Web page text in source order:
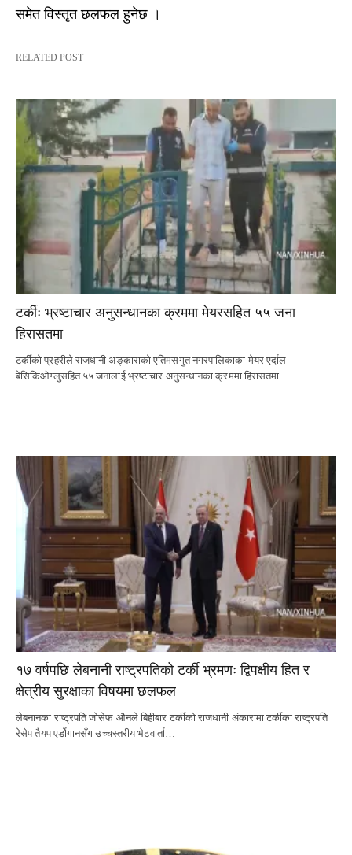
समेत विस्तृत छलफल हुनेछ ।
RELATED POST
टर्कीः भ्रष्टाचार अनुसन्धानका क्रममा मेयरसहित ५५ जना
हिरासतमा
टर्कीको प्रहरीले राजधानी अङ्काराको एतिमसगुत नगरपालिकाका मेयर एर्दाल
बेसिकिओग्लुसहित ५५ जनालाई भ्रष्टाचार अनुसन्धानका क्रममा हिरासतमा…
१७ वर्षपछि लेबनानी राष्ट्रपतिको टर्की भ्रमणः द्विपक्षीय हित र
क्षेत्रीय सुरक्षाका विषयमा छलफल
लेबनानका राष्ट्रपति जोसेफ औनले बिहीबार टर्कीको राजधानी अंकारामा टर्कीका राष्ट्रपति
रेसेप तैयप एर्डोगानसँग उच्चस्तरीय भेटवार्ता…